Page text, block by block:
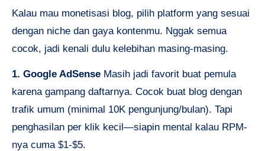
Kalau mau monetisasi blog, pilih platform yang sesuai
dengan niche dan gaya kontenmu. Nggak semua
cocok, jadi kenali dulu kelebihan masing-masing.
1. Google AdSense Masih jadi favorit buat pemula
karena gampang daftarnya. Cocok buat blog dengan
trafik umum (minimal 10K pengunjung/bulan). Tapi
penghasilan per klik kecil—siapin mental kalau RPM-
nya cuma $1-$5.